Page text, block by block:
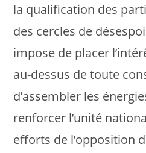
la qualification des
des cercles de
impose de placer
au-dessus de toute
d’assembler les
renforcer l’unité
efforts de l’opposition